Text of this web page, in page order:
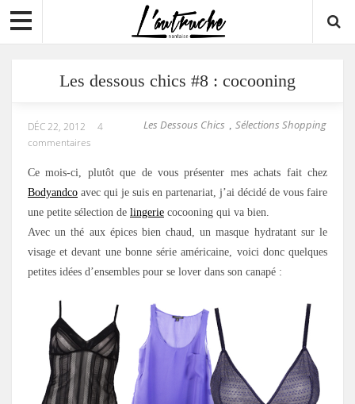
Les dessous chics #8 : cocooning
Les Dessous Chics , Sélections Shopping
DÉC 22, 2012
4
commentaires
Ce mois-ci, plutôt que de vous présenter mes achats fait chez
Bodyandco avec qui je suis en partenariat, j’ai décidé de vous faire
une petite sélection de lingerie cocooning qui va bien.
Avec un thé aux épices bien chaud, un masque hydratant sur le
visage et devant une bonne série américaine, voici donc quelques
petites idées d’ensembles pour se lover dans son canapé :